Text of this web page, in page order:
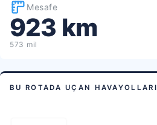
Mesafe
923 km
573 mil
BU ROTADA UÇAN HAVAYOLLARI